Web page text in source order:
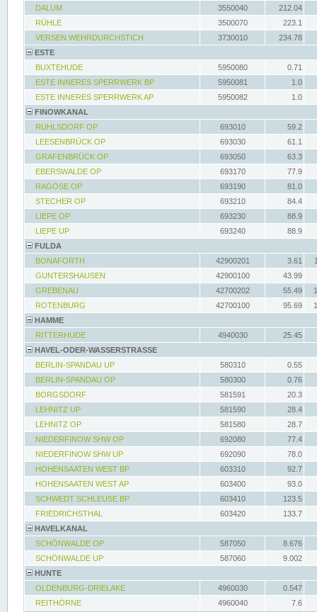
DALUM
3550040
212.04
RÜHLE
3500070
223.1
VERSEN WEHRDURCHSTICH
3730010
234.78
ESTE
BUXTEHUDE
5950080
0.71
ESTE INNERES SPERRWERK BP
5950081
1.0
ESTE INNERES SPERRWERK AP
5950082
1.0
FINOWKANAL
RUHLSDORF OP
693010
59.2
LEESENBRÜCK OP
693030
61.1
GRAFENBRÜCK OP
693050
63.3
EBERSWALDE OP
693170
77.9
RAGÖSE OP
693190
81.0
STECHER OP
693210
84.4
LIEPE OP
693230
88.9
LIEPE UP
693240
88.9
FULDA
BONAFORTH
42900201 3.61
GUNTERSHAUSEN
42900100
43.99
GREBENAU
42700202 55.49
ROTENBURG
42700100 95.69
HAMME
RITTERHUDE
4940030
25.45
HAVEL-ODER-WASSERSTRASSE
BERLIN-SPANDAU UP
580310
0.55
BERLIN-SPANDAU OP
580300
0.76
BORGSDORF
581591
20.3
LEHNITZ UP
581590
28.4
LEHNITZ OP
581580
28.7
NIEDERFINOW SHW OP
692080
77.4
NIEDERFINOW SHW UP
692090
78.0
HOHENSAATEN WEST BP
603310
92.7
HOHENSAATEN WEST AP
603400
93.0
SCHWEDT SCHLEUSE BP
603410
123.5
FRIEDRICHSTHAL
603420
133.7
HAVELKANAL
SCHÖNWALDE OP
587050
8.676
SCHÖNWALDE UP
587060
9.002
HUNTE
OLDENBURG-DRIELAKE
4960030
0.547
REITHÖRNE
4960040
7.6